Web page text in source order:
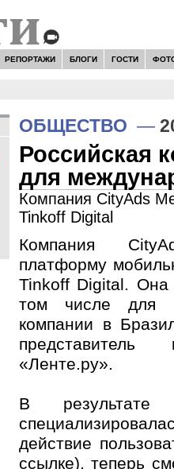
РЕПОРТАЖИ БЛОГИ ГОСТИ
ОБЩЕСТВО —
Российская
для
Компания CityAds
Tinkoff Digital
Компания
платформу
Tinkoff Digital. Она
том числе для
компании в
«Ленте.ру».
В
действие
ссылке), теперь